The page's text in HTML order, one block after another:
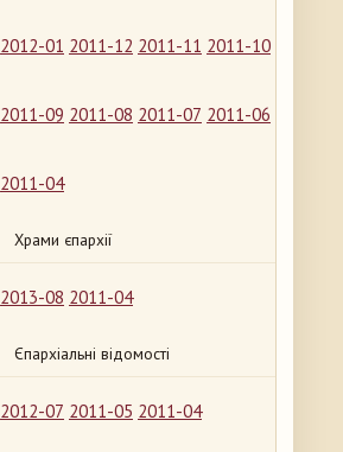
2012-01 2011-12 2011-11 2011-10
2011-09 2011-08 2011-07 2011-06
2011-04
Храми єпархії
2013-08 2011-04
Єпархіальні відомості
2012-07 2011-05 2011-04